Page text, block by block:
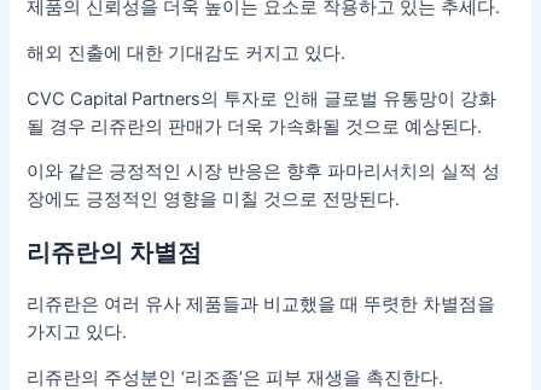
제품의 신뢰성을 더욱 높이는 요소로 작용하고 있는 추세다.
해외 진출에 대한 기대감도 커지고 있다.
CVC Capital Partners의 투자로 인해 글로벌 유통망이 강화
될 경우 리쥬란의 판매가 더욱 가속화될 것으로 예상된다.
이와 같은 긍정적인 시장 반응은 향후 파마리서치의 실적 성
장에도 긍정적인 영향을 미칠 것으로 전망된다.
리쥬란의 차별점
리쥬란은 여러 유사 제품들과 비교했을 때 뚜렷한 차별점을
가지고 있다.
리쥬란의 주성분인 ‘리조좀’은 피부 재생을 촉진한다.